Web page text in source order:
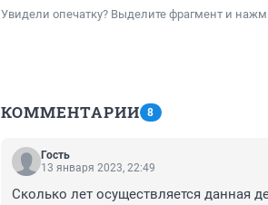
Увидели опечатку? Выделите фрагмент и
КОММЕНТАРИИ 8
Гость
13 января 2023, 22:49
Сколько лет осуществляется данная